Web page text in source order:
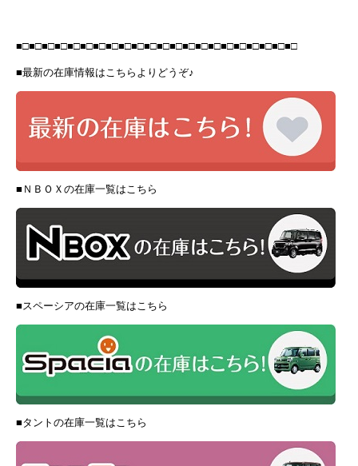
■□■□■□■□■□■□■□■□■□■□■□■□■□■□■□■□■□■□■□■□■□■□
■最新の在庫情報はこちらよりどうぞ♪
■ＮＢＯＸの在庫一覧はこちら
■スペーシアの在庫一覧はこちら
■タントの在庫一覧はこちら